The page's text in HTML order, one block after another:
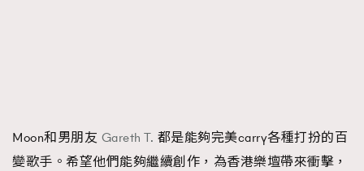
Moon和男朋友 Gareth T. 都是能夠完美carry各種打扮的百
變歌手。希望他們能夠繼續創作，為香港樂壇帶來衝擊，